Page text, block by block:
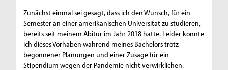
Zunächst einmal sei gesagt, dass ich den Wunsch, für ein
Semester an einer amerikanischen Universität zu studieren,
bereits seit meinem Abitur im Jahr 2018 hatte. Leider konnte
ich dieses Vorhaben während meines Bachelors trotz
begonnener Planungen und einer Zusage für ein
Stipendium wegen der Pandemie nicht verwirklichen.